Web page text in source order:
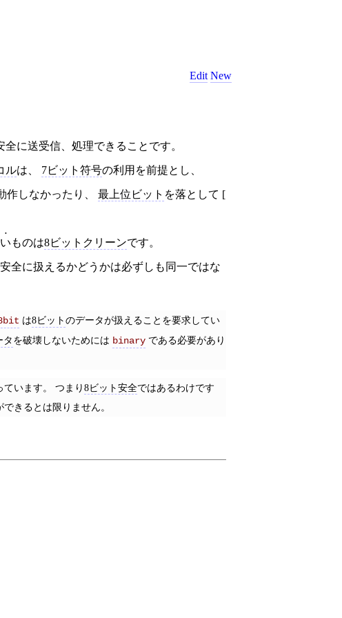
Edit New
全に送受信、処理できることです。
ルは、 7ビット符号の利用を前提とし、
作しなかったり、 最上位ビット を落として [
ものは8ビットクリーンです。
全に扱えるかどうかは必ずしも同一ではな
は8ビットのデータが扱えることを要求してい
タを破壊しないためには binaryである必要があり
います。 つまり8ビット安全ではあるわけです
きるとは限りません。